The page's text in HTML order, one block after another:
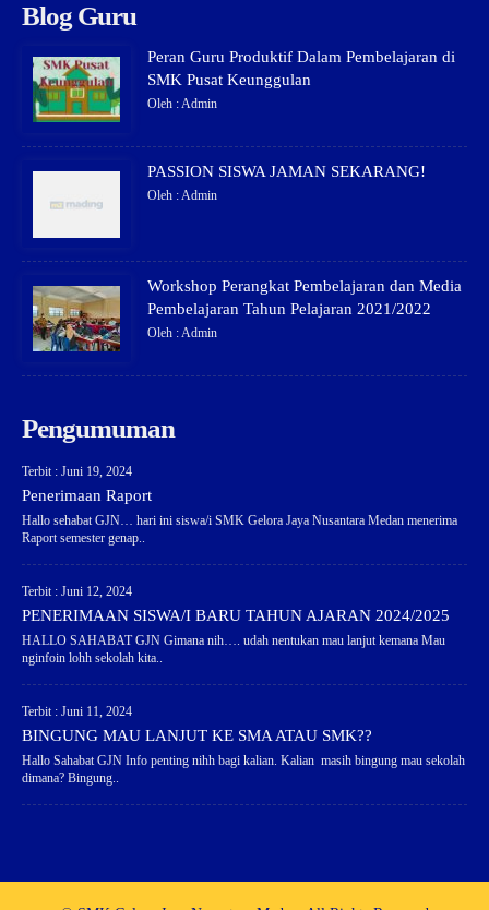
Blog Guru
Peran Guru Produktif Dalam Pembelajaran di
SMK Pusat Keunggulan
Oleh : Admin
PASSION SISWA JAMAN SEKARANG!
Oleh : Admin
Workshop Perangkat Pembelajaran dan Media
Pembelajaran Tahun Pelajaran 2021/2022
Oleh : Admin
Pengumuman
Terbit : Juni 19, 2024
Penerimaan Raport
Hallo sehabat GJN… hari ini siswa/i SMK Gelora Jaya Nusantara Medan menerima
Raport semester genap..
Terbit : Juni 12, 2024
PENERIMAAN SISWA/I BARU TAHUN AJARAN 2024/2025
HALLO SAHABAT GJN Gimana nih…. udah nentukan mau lanjut kemana Mau
nginfoin lohh sekolah kita..
Terbit : Juni 11, 2024
BINGUNG MAU LANJUT KE SMA ATAU SMK??
Hallo Sahabat GJN Info penting nihh bagi kalian. Kalian masih bingung mau sekolah
dimana? Bingung..